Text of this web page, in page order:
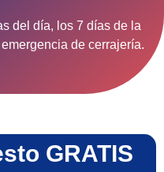
del día, los 7 días de la
de cerrajería.
GRATIS